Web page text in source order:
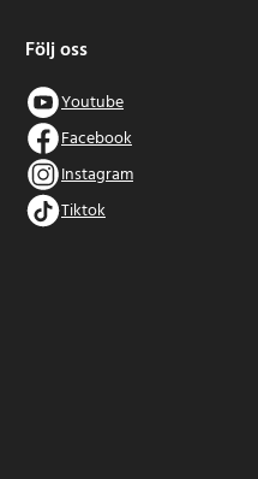
Följ oss
Youtube
Facebook
Instagram
Tiktok